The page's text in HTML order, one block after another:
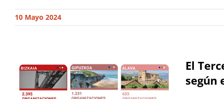
10 Mayo 2024
El
según